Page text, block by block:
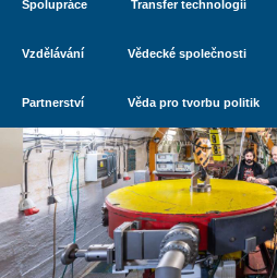
Spolupráce Transfer technologií
Vzdělávání Vědecké společnosti
Partnerství Věda pro tvorbu politik